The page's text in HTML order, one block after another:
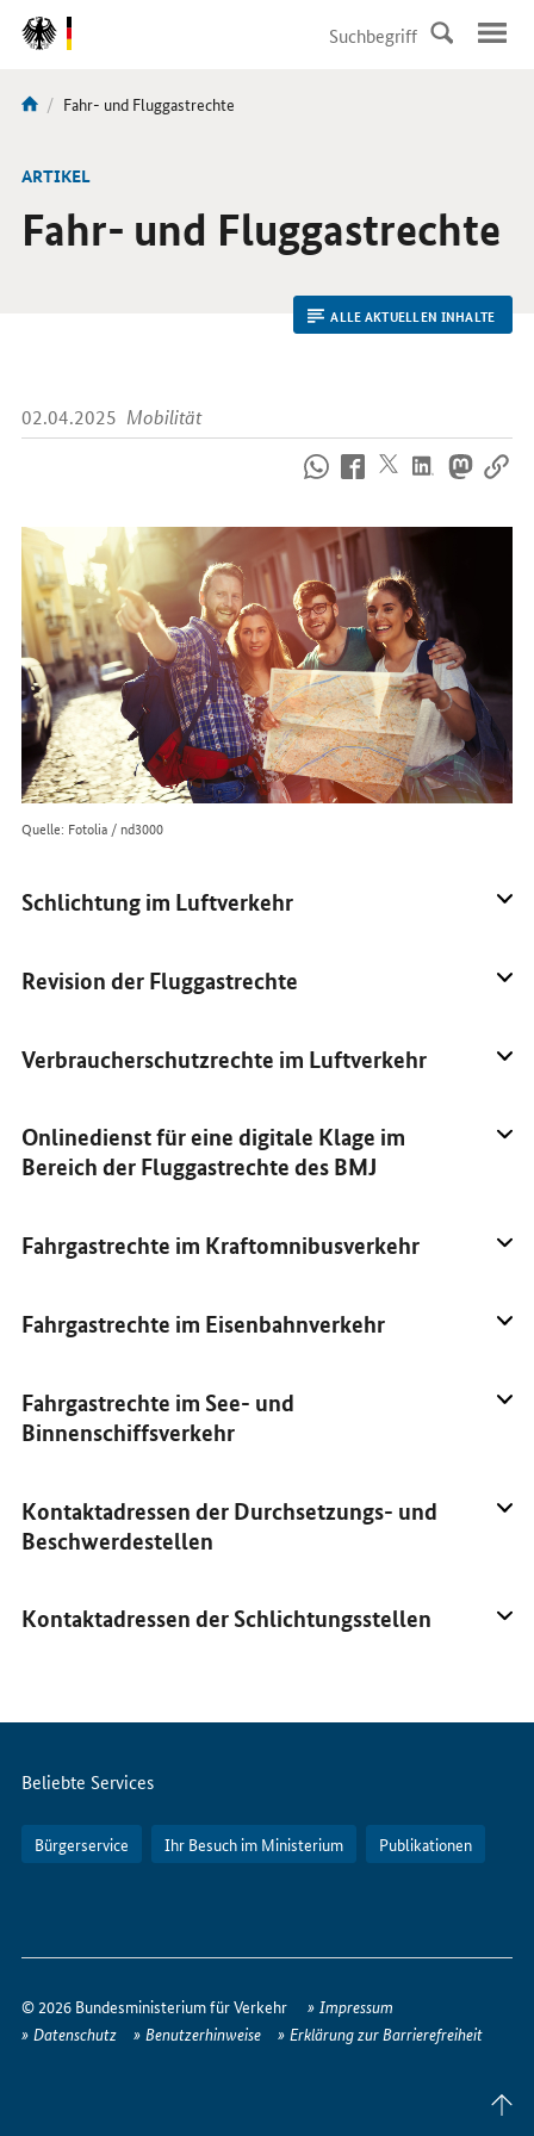
DirektZu:
Navigation
Sie
hier:
Aktuelle
Fahr- und Fluggastrechte
ARTIKEL
Fahr- und Fluggastrechte
ALLE AKTUELLEN INHALTE
02.04.2025 Mobilität
uns
im
Internet
Quelle: Fotolia / nd3000
Schlichtung im Luftverkehr
Revision der Fluggastrechte
Verbraucherschutzrechte im Luftverkehr
Onlinedienst für eine digitale Klage im
Bereich der Fluggastrechte des BMJ
Fahrgastrechte im Kraftomnibusverkehr
Fahrgastrechte im Eisenbahnverkehr
Fahrgastrechte im See- und
Binnenschiffsverkehr
Kontaktadressen der Durchsetzungs- und
Beschwerdestellen
Kontaktadressen der Schlichtungsstellen
Servicemenü
Beliebte Services
Bürgerservice Ihr Besuch im Ministerium Publikationen
erreichen
Sie
© 2026 Bundesministerium für Verkehr
Impressum
Datenschutz
Benutzerhinweise Erklärung zur Barrierefreiheit